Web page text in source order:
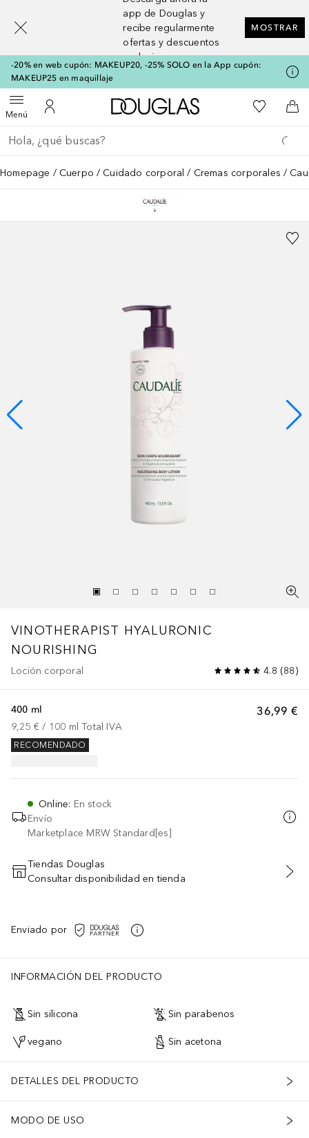
app de Douglas y
recibe regularmente
ofertas y descuentos
exclusivos
MOSTRAR
-20% en web cupón: MAKEUP20, -25% SOLO en la App cupón:
MAKEUP25 en maquillaje
MenúAbrir menúMi cuenta
A Douglas HomeMi lista de
A
Regresar
Ejecutar búsqueda
Homepage Cuerpo Cuidado corporal Cremas corporales
VINOTHERAPIST HYALURONIC
NOURISHING
Loción corporal 4.8 (88)
36,99 €
400 ml
9,25 € / 100 ml Total IVA
RECOMENDADO
Online: En stock
Envío
Marketplace MRW Standard[es]
AÑADIR AL CARRITO
Tiendas Douglas
Consultar disponibilidad en tienda
Enviado por
INFORMACIÓN DEL PRODUCTO
Sin silicona Sin parabenos
vegano Sin acetona
DETALLES DEL PRODUCTO
MODO DE USO
[navigation.slideout.screenreader]